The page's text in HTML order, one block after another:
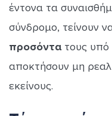
έντονα τα
σύνδρομο, τείνουν
προσόντατους υπό
αποκτήσουν μη
εκείνους.